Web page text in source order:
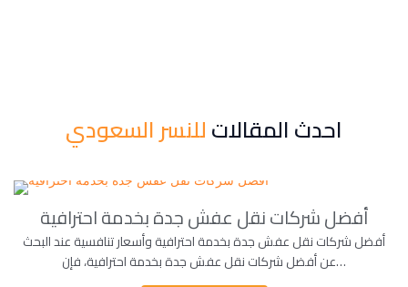
احدث المقالاتللنسر السعودي
أفضل شركات نقل عفش جدة بخدمة احترافية
أفضل شركات نقل عفش جدة بخدمة احترافية وأسعار تنافسية عند البحث
عن أفضل شركات نقل عفش جدة بخدمة احترافية، فإن…